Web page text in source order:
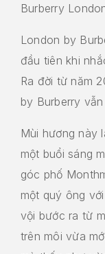
Burberry
London by
đầu tiên khi
Ra đời từ năm
by Burberry
Mùi hương này
một buổi sáng
góc phố
một quý ông
vội bước ra từ
trên môi vừa